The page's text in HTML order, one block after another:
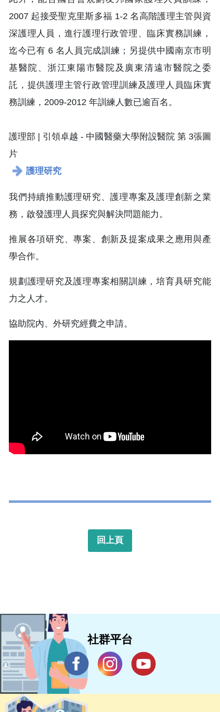
2007 起接受聖克里斯多福 1-2 名高階護理主管與資
深護理人員，進行護理行政管理、臨床實務訓練，
迄今已有 6 名人員完成訓練；另提供中國南京市明
基醫院、浙江東陽市醫院及廣東清遠市醫院之委
託，提供護理主管行政管理訓練及護理人員臨床實
務訓練，2009-2012 年訓練人數已逾百名。
護理研究
我們持續推動護理研究、護理專案及護理創新之業
務，啟發護理人員探究與解決問題能力。
推展各項研究、專案、創新及提案成果之應用與產
學合作。
規劃護理研究及護理專案相關訓練，培育具研究能
力之人才。
協助院內、外研究經費之申請。
回上頁
社群平台